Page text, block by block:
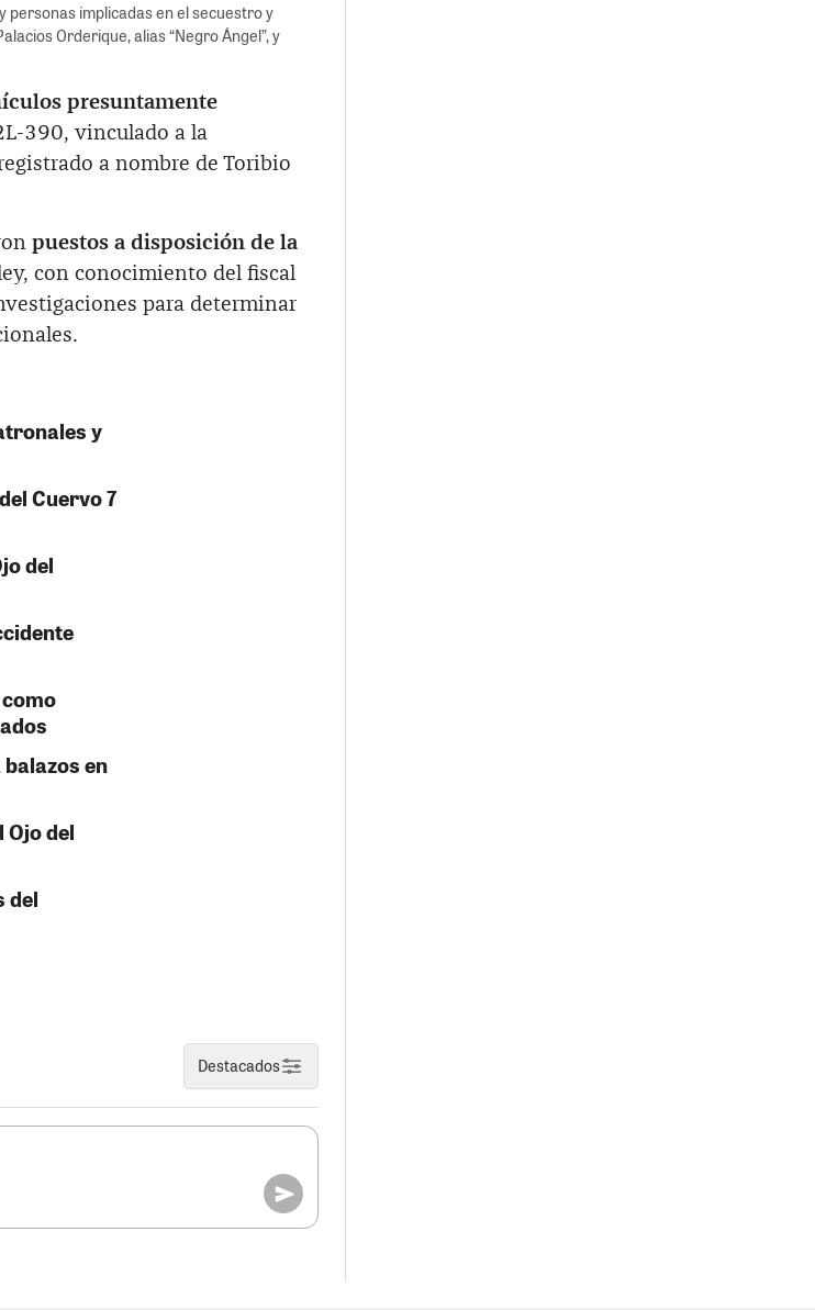
personas implicadas en el secuestro y
Orderique, alias “Negro Ángel”, y
presuntamente
390, vinculado a la
a nombre de Toribio
puestos a disposición de la
con conocimiento del fiscal
para determinar
y
Cuervo 7
del
en
Ojo del
del
Destacados